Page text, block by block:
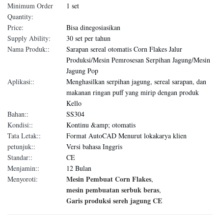
Minimum Order
Quantity:
1 set
Price:
Bisa dinegosiasikan
Supply Ability:
30 set per tahun
Nama Produk::
Sarapan sereal otomatis Corn Flakes Jalur
Produksi/Mesin Pemrosesan Serpihan Jagung/Mesin
Jagung Pop
Aplikasi::
Menghasilkan serpihan jagung, sereal sarapan, dan
makanan ringan puff yang mirip dengan produk
Kello
Bahan::
SS304
Kondisi::
Kontinu &amp; otomatis
Tata Letak::
Format AutoCAD Menurut lokakarya klien
petunjuk::
Versi bahasa Inggris
Standar::
CE
Menjamin::
12 Bulan
Menyoroti:
Mesin Pembuat Corn Flakes,
mesin pembuatan serbuk beras,
Garis produksi sereh jagung CE